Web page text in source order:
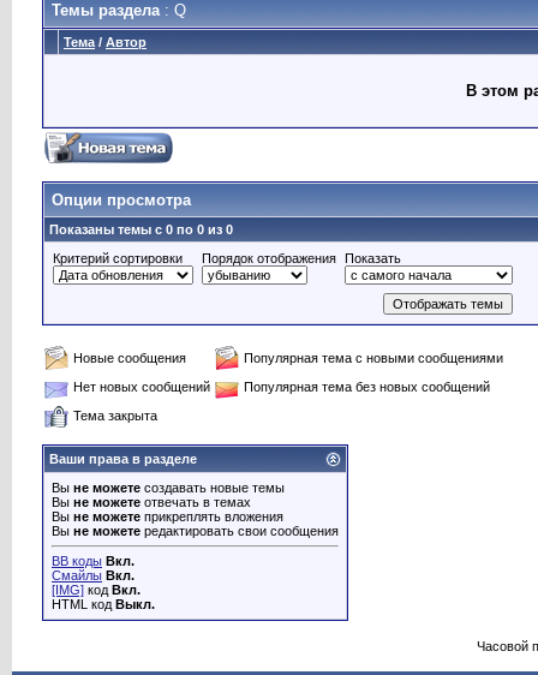
Темы раздела: Q
Тема / Автор
В этом
Опции просмотра
Показаны темы с 0 по 0 из 0
Критерий сортировки
Порядок отображения Показать
Новые сообщения
Популярная тема с новыми сообщениями
Нет новых сообщений
Популярная тема без новых сообщений
Тема закрыта
Ваши права в разделе
Вы не можете создавать новые темы
Вы не можете отвечать в темах
Вы не можете прикреплять вложения
Вы не можете редактировать свои сообщения
BB коды Вкл.
Смайлы Вкл.
[IMG] код Вкл.
HTML код Выкл.
Часовой